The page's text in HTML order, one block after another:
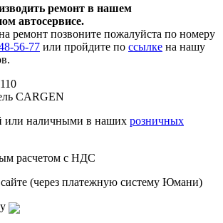
ремонт в нашем
автосервисе.
ремонт позвоните пожалуйста по номеру
56-77 или пройдите по ссылке на нашу
CARGEN
или наличными в наших розничных
расчетом с НДС
(через платежную систему Юмани)